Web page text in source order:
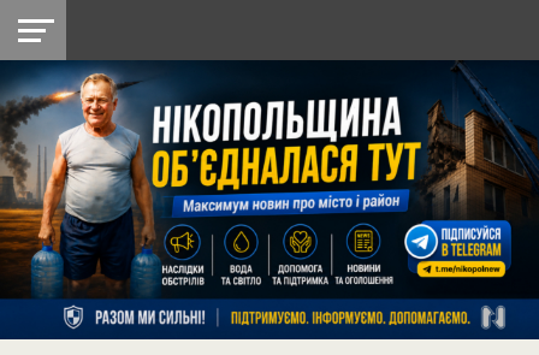
НІКОПОЛЬ
РАЙОН
СІЧЕСЛАВСЬКА
УКРАЇНА
РЕТРО
НІКОПОЛЬ
ЛАЙТ
УКРАЇНА
ДОПОМОГА
РАДІО